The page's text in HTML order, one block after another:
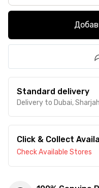
Standard delivery
Delivery to Dubai,
Click & Collect
Check Available Stores